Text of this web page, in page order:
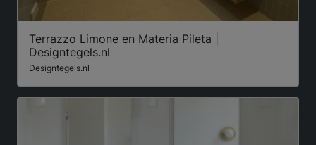
Terrazzo Limone en Materia Pileta |
Designtegels.nl
Designtegels.nl